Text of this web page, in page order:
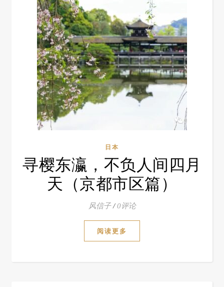
日本
寻樱东瀛，不负人间四月
天（京都市区篇）
风信子 / 0评论
阅读更多